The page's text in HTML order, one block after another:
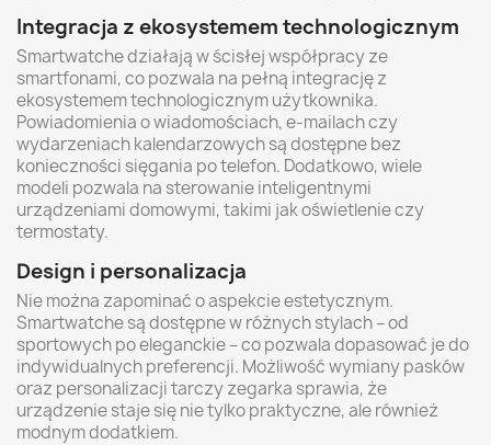
Integracja z ekosystemem technologicznym
Smartwatche działają w ścisłej współpracy ze
smartfonami, co pozwala na pełną integrację z
ekosystemem technologicznym użytkownika.
Powiadomienia o wiadomościach, e-mailach czy
wydarzeniach kalendarzowych są dostępne bez
konieczności sięgania po telefon. Dodatkowo, wiele
modeli pozwala na sterowanie inteligentnymi
urządzeniami domowymi, takimi jak oświetlenie czy
termostaty.
Design i personalizacja
Nie można zapominać o aspekcie estetycznym.
Smartwatche są dostępne w różnych stylach – od
sportowych po eleganckie – co pozwala dopasować je do
indywidualnych preferencji. Możliwość wymiany pasków
oraz personalizacji tarczy zegarka sprawia, że
urządzenie staje się nie tylko praktyczne, ale również
modnym dodatkiem.